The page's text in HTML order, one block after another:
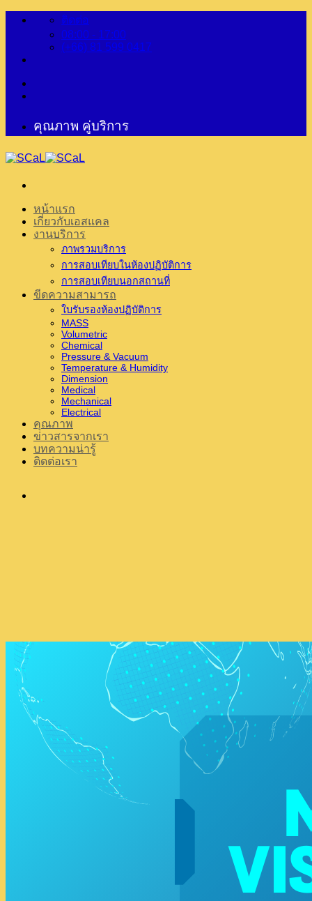
ข้าม
ติดต่อ
08:00 - 17:00
(+66) 81 599 0417
คุณภาพ คู่บริการ
หน้าแรก
เกี่ยวกับเอสแคล
งานบริการ
ภาพรวมบริการ
การสอบเทียบในห้องปฏิบัติการ
การสอบเทียบนอกสถานที่
ขีดความสามารถ
ใบรับรองห้องปฏิบัติการ
MASS
Volumetric
Chemical
Pressure & Vacuum
Temperature & Humidity
Dimension
Medical
Mechanical
Electrical
คุณภาพ
ข่าวสารจากเรา
บทความน่ารู้
ติดต่อเรา